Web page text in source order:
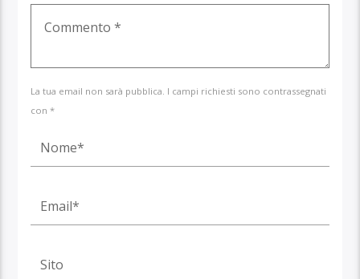
La tua email non sarà pubblica. I campi richiesti sono contrassegnati
con *